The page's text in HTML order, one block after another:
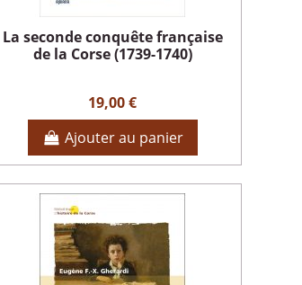
La seconde conquête française
de la Corse (1739-1740)
19,00 €
Ajouter au panier